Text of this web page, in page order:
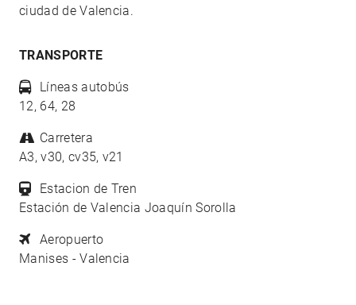
ciudad de Valencia.
TRANSPORTE
Líneas autobús
12, 64, 28
Carretera
A3, v30, cv35, v21
Estacion de Tren
Estación de Valencia Joaquín Sorolla
Aeropuerto
Manises - Valencia